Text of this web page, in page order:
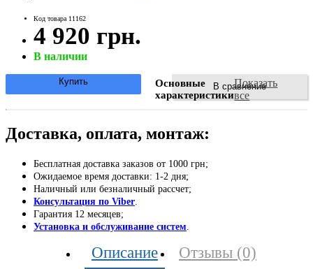
Код товара 11162
4 920 грн.
В наличии
В сравнение
Купить
Основные
характеристики
Показать
все
Доставка, оплата, монтаж:
Бесплатная доставка заказов от 1000 грн;
Ожидаемое время доставки: 1-2 дня;
Наличный или безналичный рассчет;
Консультация по Viber
Гарантия 12 месяцев;
Установка и обслуживание систем
Описание Отзывы (0)